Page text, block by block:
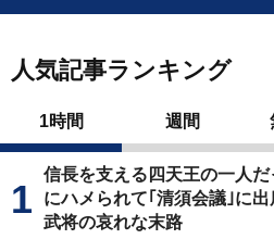
人気記事ランキング
1時間 週間
信長を支える四天王の一人
にハメられて｢清須会議｣に
武将の哀れな末路